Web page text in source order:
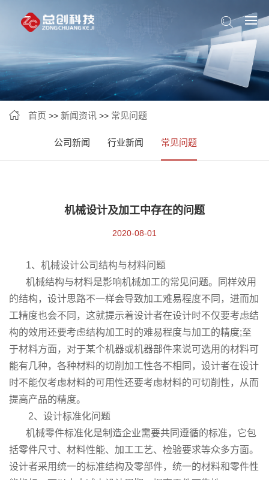
首页 >> 新闻资讯 >> 常见问题
公司新闻 行业新闻 常见问题
机械设计及加工中存在的问题
2020-08-01
1、机械设计公司结构与材料问题
机械结构与材料是影响机械加工的常见问题。同样效用
的结构，设计思路不一样会导致加工难易程度不同，进而加
工精度也会不同，这就提示着设计者在设计时不仅要考虑结
构的效用还要考虑结构加工时的难易程度与加工的精度;至
于材料方面，对于某个机器或机器部件来说可选用的材料可
能有几种，各种材料的切削加工性各不相同，设计者在设计
时不能仅考虑材料的可用性还要考虑材料的可切削性，从而
提高产品的精度。
2、设计标准化问题
机械零件标准化是制造企业需要共同遵循的标准，它包
括零件尺寸、材料性能、加工工艺、检验要求等众多方面。
设计者采用统一的标准结构及零部件，统一的材料和零件性